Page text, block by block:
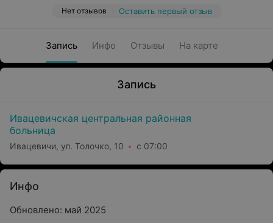
Нет отзывов Оставить первый отзыв
Запись Инфо Отзывы На карте
Запись
Ивацевичская центральная районная
больница
Ивацевичи, ул. Толочко, 10 с 07:00
Инфо
Обновлено: май 2025